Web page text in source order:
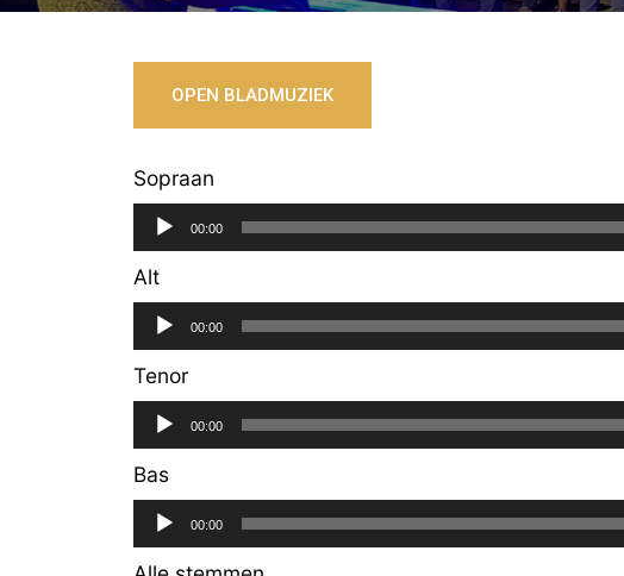
OPEN BLADMUZIEK
Sopraan
Audiospeler
00:00
Alt
Audiospeler
00:00
Tenor
Audiospeler
00:00
Bas
Audiospeler
00:00